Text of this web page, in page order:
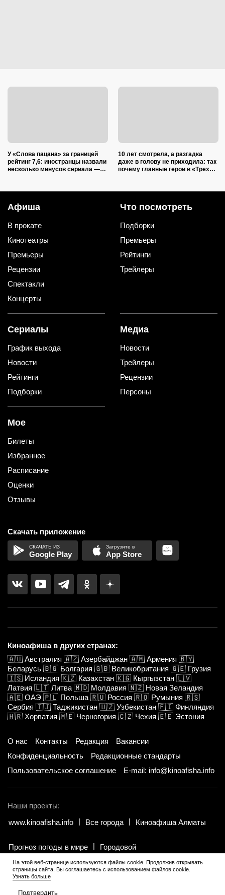
У «Слова пацана» за границей
рейтинг 7,6: иностранцы назвали
несколько минусов сериала —
10 лет смотрела, а разгадка
даже в голову не приходила: так
почему главные герои в «Трех
Афиша
В прокате
Кинотеатры
Премьеры
Рецензии
Спектакли
Концерты
Что посмотреть
Подборки
Премьеры
Рейтинги
Трейлеры
Сериалы
График выхода
Новости
Рейтинги
Подборки
Медиа
Новости
Трейлеры
Рецензии
Персоны
Мое
Билеты
Избранное
Расписание
Оценки
Отзывы
Скачать приложение
Google Play App Store
Киноафиша в других странах:
🇦🇺 Австралия 🇦🇿 Азербайджан 🇦🇲 Армения 🇧🇾
Беларусь 🇧🇬 Болгария 🇬🇧 Великобритания 🇬🇪 Грузия
🇮🇸 Исландия 🇰🇿 Казахстан 🇰🇬 Кыргызстан 🇱🇻
Латвия 🇱🇹 Литва 🇲🇩 Молдавия 🇳🇿 Новая Зеландия
🇦🇪 ОАЭ 🇵🇱 Польша 🇷🇺 Россия 🇷🇴 Румыния 🇷🇸
Сербия 🇹🇯 Таджикистан 🇺🇿 Узбекистан 🇫🇮 Финляндия
🇭🇷 Хорватия 🇲🇪 Черногория 🇨🇿 Чехия 🇪🇪 Эстония
О нас Контакты Редакция
Вакансии
Конфиденциальность
Редакционные стандарты
Пользовательское соглашение
E-mail: info@kinoafisha.info
Наши проекты:
www.kinoafisha.info
Все города Киноафиша Алматы
Прогноз погоды в мире Городовой
© 2002-2026 Все права и материалы принадлежат «Киноафиша».
Копирование информации только с письменного разрешения
На этой веб-странице используются файлы cookie. Продолжив открывать
страницы сайта, Вы соглашаетесь с использованием файлов cookie.
Узнать больше
Подтвердить